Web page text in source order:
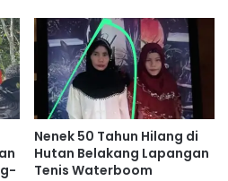
Nenek 50 Tahun Hilang di
Hutan Belakang Lapangan
Tenis Waterboom